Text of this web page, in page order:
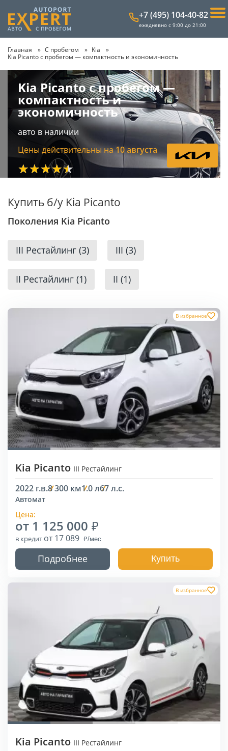
+7 (495) 104-40-82
ежедневно с 9:00 до 21:00
Главная С пробегом
Kia
Kia Picanto с пробегом — компактность и экономичность
Kia Picanto с пробегом —
компактность и
экономичность
авто в наличии
Цены действительны на10 августа
★★★★★
Купить б/у Kia Picanto
Поколения Kia Picanto
III Рестайлинг (3) III (3)
II Рестайлинг (1) II (1)
В избранное
Kia Picanto III Рестайлинг
2022 г.в.8 300 км1.0 л67 л.с.
Автомат
Цена:
от 1 125 000
в кредит от 17 089
Подробнее Купить
В избранное
Kia Picanto III Рестайлинг